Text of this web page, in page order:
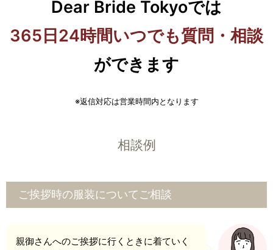
Dear Bride Tokyoでは
365日24時間いつでも質問・相談
ができます
※返信対応は営業時間内となります
相談例
ご挨拶時の服装についてご相談
親御さんへのご挨拶に行くときに着ていく